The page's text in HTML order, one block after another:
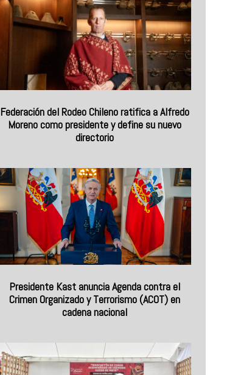
Federación del Rodeo Chileno ratifica a Alfredo
Moreno como presidente y define su nuevo
directorio
Presidente Kast anuncia Agenda contra el
Crimen Organizado y Terrorismo (ACOT) en
cadena nacional